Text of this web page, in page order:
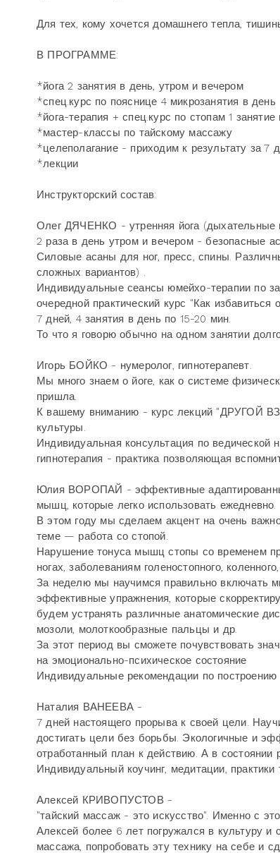
Для тех, кому хочется домашнего тепла,
В ПРОГРАММЕ:
*йога 2 занятия в день, утром и вечером
*спец.курс по пояснице 4 микрозанятия в день
*йога-терапия + спец.курс по стопам 1 занятие
*мастер-классы по тайскому массажу
*целеполагание - приходим к результату за 7
*лекции
Инструкторский состав:
Олег ДЯЧЕНКО - утренняя йога (дыхательные
2 раза в день утром и вечером - безопасные
Силовые асаны для ног, пресс, спины.
сложных вариантов) .
Индивидуальные сеансы юмейхо-терапии по
очередной практический курс "Как
7 дней, 4 занятия в день по 15-20 мин.
То что я говорю обычно на одном занятии
Игорь БОЙКО - нумеролог, гипнотерапевт.
Мы много знаем о йоге, как о системе
пришла.
К вашему вниманию - курс лекций "ДРУГОЙ
культуры.
Индивидуальная консультация по
гипнотерапия - практика позволяющая
Юлия ВОРОПАЙ - эффективные
мышц, которые легко использовать ежедневно.
В этом году мы сделаем акцент на очень
теме — работа со стопой.
Нарушение тонуса мышц стопы со временем
ногах, заболеваниям голеностопного,
За неделю мы научимся правильно включать
эффективные упражнения, которые
будем устранять различные анатомические
мозоли, молоткообразные пальцы и др.
За этот период вы сможете почувствовать
на эмоционально-психическое состояние
Индивидуальные рекомендации по
Наталия ВАНЕЕВА -
7 дней настоящего прорыва к своей цели.
достигать цели без борьбы. Экологичные и
отработанный план к действию. А в состоянии
Индивидуальный коучинг, медитации, практики
Алексей КРИВОПУСТОВ -
"тайский массаж - это искусство". Именно с
Алексей более 6 лет погружался в культуру и
массажа, попробовать эту технику на себе и